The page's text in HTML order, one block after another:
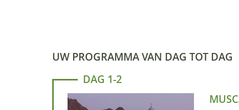
UW PROGRAMMA VAN DAG TOT DAG
DAG 1-2